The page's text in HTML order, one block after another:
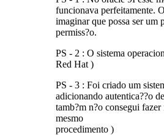
funcionava perfeitamente.
imaginar que possa ser um
permiss?o.
PS - 2 : O sistema
Red Hat )
PS - 3 : Foi criado um
adicionando autentica??o
tamb?m n?o consegui fazer
mesmo
procedimento )